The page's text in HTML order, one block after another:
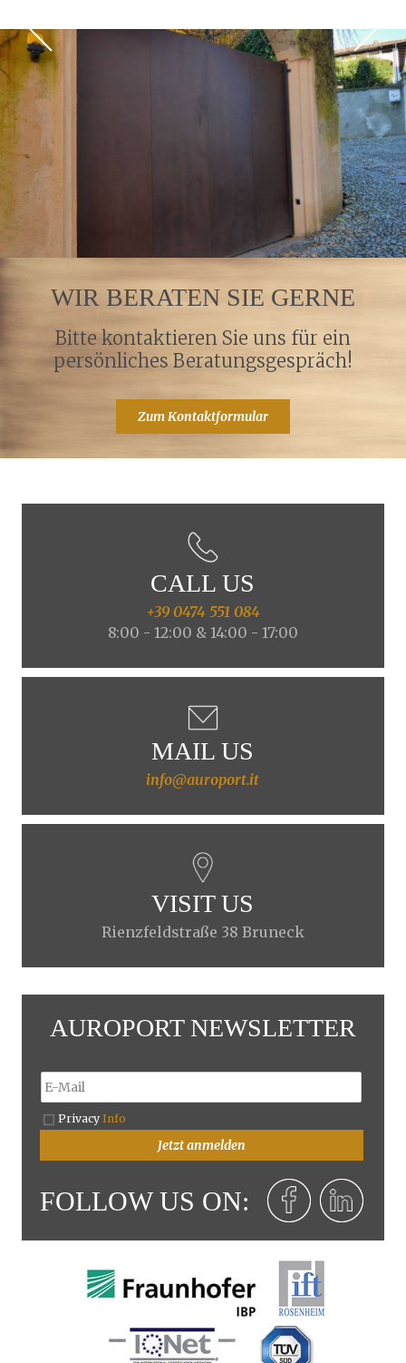
WIR BERATEN SIE GERNE
Bitte kontaktieren Sie uns für ein
persönliches Beratungsgespräch!
Zum Kontaktformular
CALL US
+39 0474 551 084
8:00 - 12:00 & 14:00 - 17:00
MAIL US
info@auroport.it
VISIT US
Rienzfeldstraße 38 Bruneck
AUROPORT NEWSLETTER
Privacy Info
Jetzt anmelden
FOLLOW US ON: